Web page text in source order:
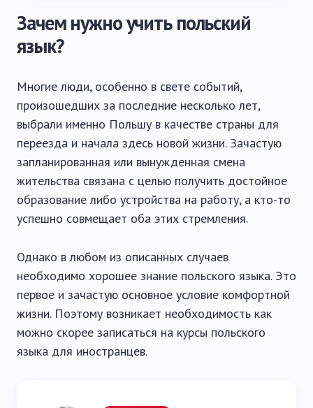
Зачем нужно учить польский
язык?
Многие люди, особенно в свете событий,
произошедших за последние несколько лет,
выбрали именно Польшу в качестве страны для
переезда и начала здесь новой жизни. Зачастую
запланированная или вынужденная смена
жительства связана с целью получить достойное
образование либо устройства на работу, а кто-то
успешно совмещает оба этих стремления.
Однако в любом из описанных случаев
необходимо хорошее знание польского языка. Это
первое и зачастую основное условие комфортной
жизни. Поэтому возникает необходимость как
можно скорее записаться на курсы польского
языка для иностранцев.